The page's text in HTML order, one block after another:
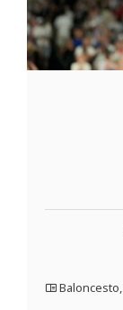
Baloncesto,